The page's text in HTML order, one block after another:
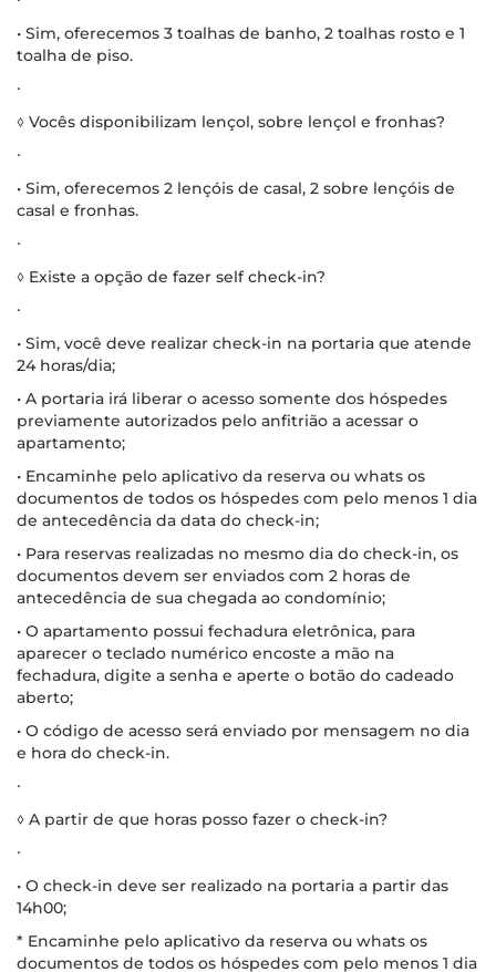
• Sim, oferecemos 3 toalhas de banho, 2 toalhas rosto e 1
toalha de piso.
∙
◊ Vocês disponibilizam lençol, sobre lençol e fronhas?
∙
• Sim, oferecemos 2 lençóis de casal, 2 sobre lençóis de
casal e fronhas.
∙
◊ Existe a opção de fazer self check-in?
∙
• Sim, você deve realizar check-in na portaria que atende
24 horas/dia;
• A portaria irá liberar o acesso somente dos hóspedes
previamente autorizados pelo anfitrião a acessar o
apartamento;
• Encaminhe pelo aplicativo da reserva ou whats os
documentos de todos os hóspedes com pelo menos 1 dia
de antecedência da data do check-in;
• Para reservas realizadas no mesmo dia do check-in, os
documentos devem ser enviados com 2 horas de
antecedência de sua chegada ao condomínio;
• O apartamento possui fechadura eletrônica, para
aparecer o teclado numérico encoste a mão na
fechadura, digite a senha e aperte o botão do cadeado
aberto;
• O código de acesso será enviado por mensagem no dia
e hora do check-in.
∙
◊ A partir de que horas posso fazer o check-in?
∙
• O check-in deve ser realizado na portaria a partir das
14h00;
* Encaminhe pelo aplicativo da reserva ou whats os
documentos de todos os hóspedes com pelo menos 1 dia